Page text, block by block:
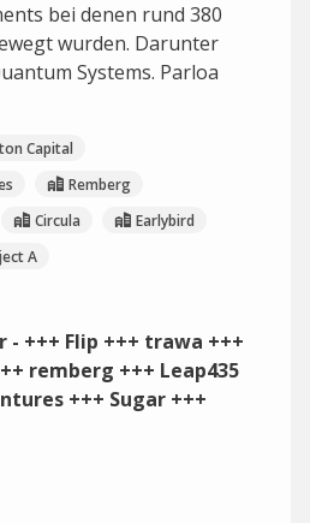
bei denen rund 380
wurden. Darunter
Systems. Parloa
Capital
Remberg
Circula
Earlybird
A